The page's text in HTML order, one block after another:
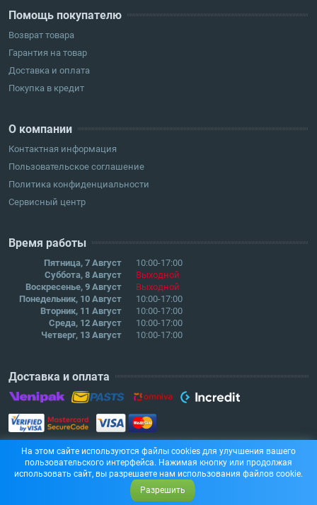
Помощь покупателю
Возврат товара
Гарантия на товар
Доставка и оплата
Покупка в кредит
О компании
Контактная информация
Пользовательское соглашение
Политика конфиденциальности
Сервисный центр
Время работы
Пятница, 7 Август
10:00-17:00
Суббота, 8 Август
Выходной
Воскресенье, 9 Август
Выходной
Понедельник, 10 Август
10:00-17:00
Вторник, 11 Август
10:00-17:00
Среда, 12 Август
10:00-17:00
Четверг, 13 Август
10:00-17:00
Доставка и оплата
© SIA "SELENA L" 2018. All right reserved.
На этом сайте используются файлы cookies для улучшения вашего
пользовательского интерфейса. Нажимая кнопку или продолжая
использовать сайт, вы разрешаете нам использования файлов cookie.
Разрешить